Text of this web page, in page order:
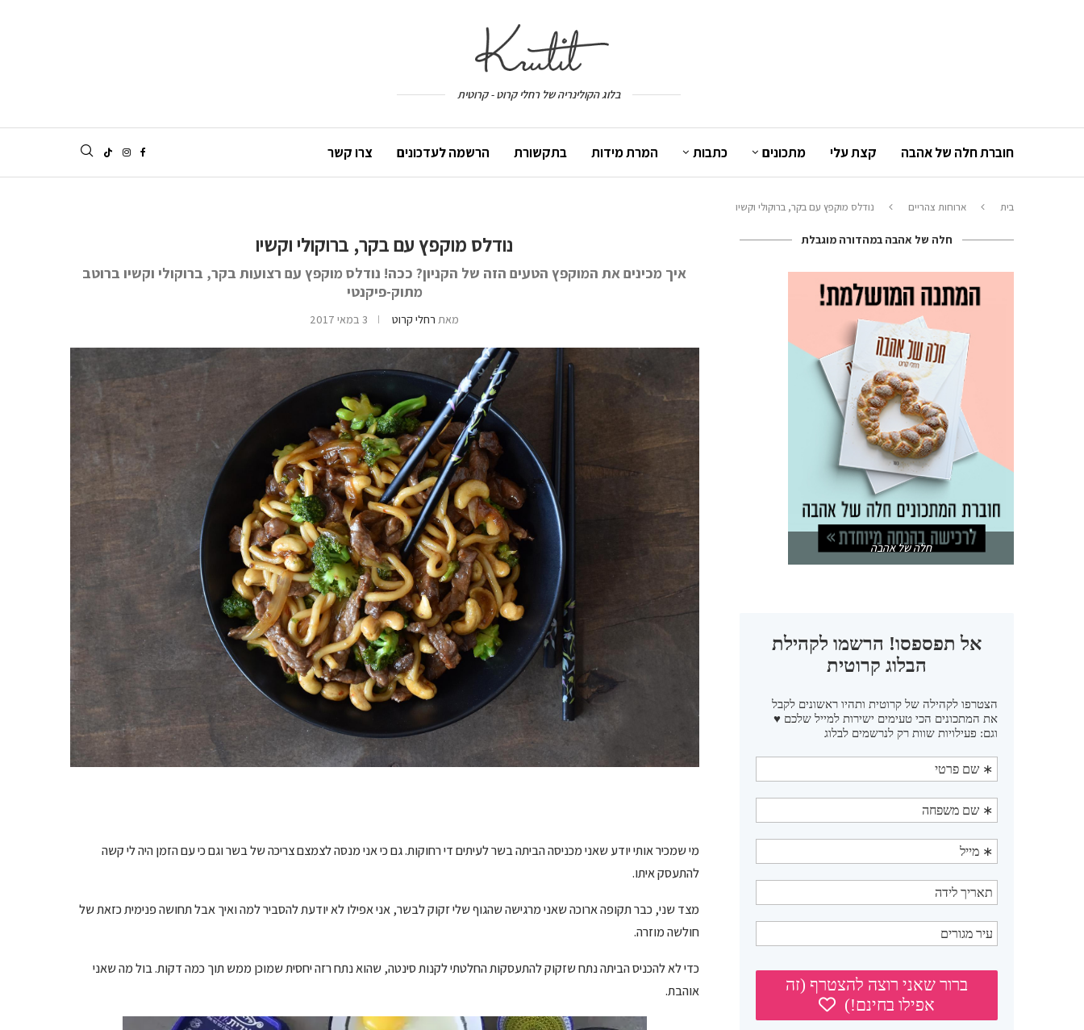
בלוג הקולינריה של רחלי קרוט - קרוטית
חוברת חלה של אהבה קצת עלי מתכונים כתבות המרת מידות בתקשורת הרשמה לעדכונים צרו קשר
בית ארוחות צהריים נודלס מוקפץ עם בקר, ברוקולי וקשיו
נודלס מוקפץ עם בקר, ברוקולי וקשיו
איך מכינים את המוקפץ הטעים הזה של הקניון? ככה! נודלס מוקפץ עם רצועות בקר, ברוקולי וקשיו ברוטב
מתוק-פיקנטי
מאת רחלי קרוט 3 במאי 2017
מי שמכיר אותי יודע שאני מכניסה הביתה בשר לעיתים די רחוקות. גם כי אני מנסה לצמצם צריכה של בשר וגם כי עם הזמן היה לי קשה
להתעסק איתו.
מצד שני, כבר תקופה ארוכה שאני מרגישה שהגוף שלי זקוק לבשר, אני אפילו לא יודעת להסביר למה ואיך אבל תחושה פנימית כזאת של
חולשה מוזרה.
כדי לא להכניס הביתה נתח שזקוק להתעסקות החלטתי לקנות סינטה, שהוא נתח רזה יחסית שמוכן ממש תוך כמה דקות. בול מה שאני
אוהבת.
חלה של אהבה במהדורה מוגבלת
חלה של אהבה